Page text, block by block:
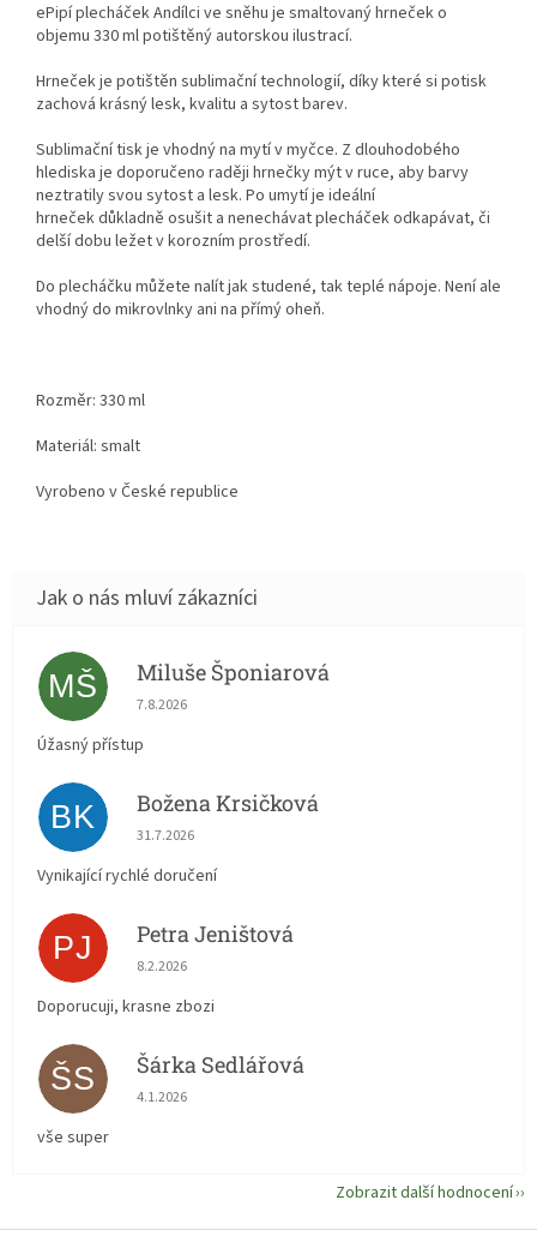
ePipí plecháček Andílci ve sněhu je smaltovaný hrneček o
objemu 330 ml potištěný autorskou ilustrací.
Hrneček je potištěn sublimační technologií, díky které si potisk
zachová krásný lesk, kvalitu a sytost barev.
Sublimační tisk je vhodný na mytí v myčce. Z dlouhodobého
hlediska je doporučeno raději hrnečky mýt v ruce, aby barvy
neztratily svou sytost a lesk. Po umytí je ideální
hrneček důkladně osušit a nenechávat plecháček odkapávat, či
delší dobu ležet v korozním prostředí.
Do plecháčku můžete nalít jak studené, tak teplé nápoje. Není ale
vhodný do mikrovlnky ani na přímý oheň.
Rozměr: 330 ml
Materiál: smalt
Vyrobeno v České republice
MŠ Miluše Šponiarová
Hodnocení obchodu je 5 z 5 hvězdiček.
7.8.2026
Úžasný přístup
BK Božena Krsičková
Hodnocení obchodu je 5 z 5 hvězdiček.
31.7.2026
Vynikající rychlé doručení
PJ Petra Jeništová
Hodnocení obchodu je 5 z 5 hvězdiček.
8.2.2026
Doporucuji, krasne zbozi
ŠS Šárka Sedlářová
Hodnocení obchodu je 5 z 5 hvězdiček.
4.1.2026
vše super
Zobrazit další hodnocení